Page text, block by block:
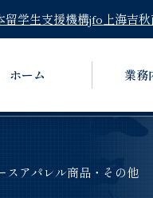
留学生支援機構jfo 上海吉
ホーム 業務
スアパレル商品・その他